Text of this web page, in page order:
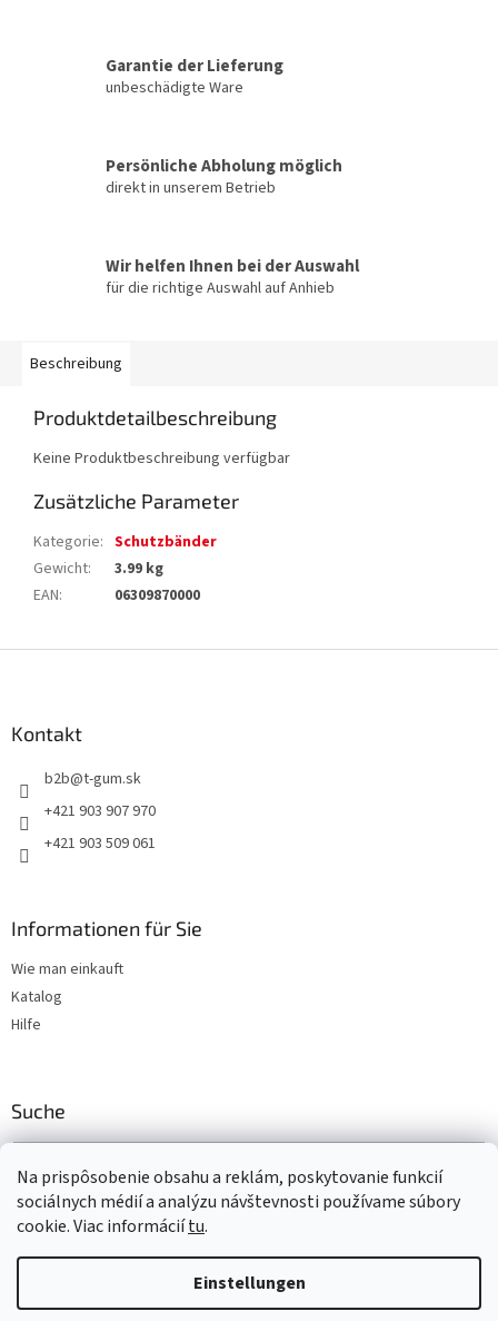
Na prispôsobenie obsahu a reklám, poskytovanie funkcií
sociálnych médií a analýzu návštevnosti používame súbory
cookie. Viac informáciítu.
Einstellungen
Garantie der Lieferung
unbeschädigte Ware
Persönliche Abholung möglich
direkt in unserem Betrieb
Wir helfen Ihnen bei der Auswahl
für die richtige Auswahl auf Anhieb
Beschreibung
Produktdetailbeschreibung
Keine Produktbeschreibung verfügbar
Zusätzliche Parameter
Kategorie: Schutzbänder
Gewicht:
3.99 kg
EAN: 06309870000
Kontakt
b2b@t-gum.sk
+421 903 907 970
+421 903 509 061
Informationen für Sie
Wie man einkauft
Katalog
Hilfe
Suche
SUCHEN